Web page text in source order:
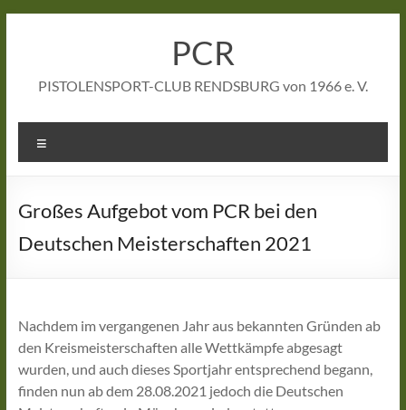
PCR
PISTOLENSPORT-CLUB RENDSBURG von 1966 e. V.
Großes Aufgebot vom PCR bei den
Deutschen Meisterschaften 2021
Nachdem im vergangenen Jahr aus bekannten Gründen ab
den Kreismeisterschaften alle Wettkämpfe abgesagt
wurden, und auch dieses Sportjahr entsprechend begann,
finden nun ab dem 28.08.2021 jedoch die Deutschen